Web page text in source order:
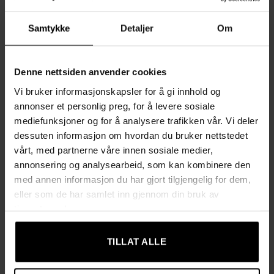
Samtykke Detaljer Om
Denne nettsiden anvender cookies
Vi bruker informasjonskapsler for å gi innhold og
annonser et personlig preg, for å levere sosiale
mediefunksjoner og for å analysere trafikken vår. Vi deler
dessuten informasjon om hvordan du bruker nettstedet
vårt, med partnerne våre innen sosiale medier,
annonsering og analysearbeid, som kan kombinere den
med annen informasjon du har gjort tilgjengelig for dem,
eller som de har samlet inn gjennom din bruk av
TILLAT ALLE
Hovedfunksjoner:
ditt å slappe av, lese eller kose seg foran TV-en.
Robust ramme:Eukalyptustrerammen gir solid støtte og
stabilitet.
Komfortabel polstring:Myk polstring i
lammeskinnimitasjon gir en ekstra koselig sitteopplevelse.
Støttende design:Ryggstøtte og armlener gir ekstra
støtte til små barn for en ergonomisk og behagelig
sittestilling.
Spesifikasjoner: